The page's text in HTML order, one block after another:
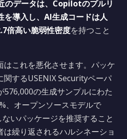
データは、 Copilotのプルリ
を導入し、AI生成コードは人
倍高い脆弱性密度を持つこと
これを悪化させます。パッケ
関するUSENIX Securityペーパ
の生成サンプルにわた
、オープンソースモデルで
いパッケージを推奨すること
は繰り返されるハルシネーショ